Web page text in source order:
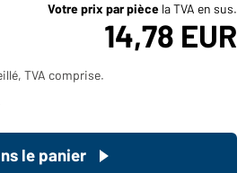
Votre prix par pièce la TVA en sus.
14,78 EUR
TVA comprise.
le panier